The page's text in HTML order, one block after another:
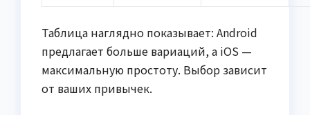
Таблица наглядно показывает: Android
предлагает больше вариаций, а iOS —
максимальную простоту. Выбор зависит
от ваших привычек.